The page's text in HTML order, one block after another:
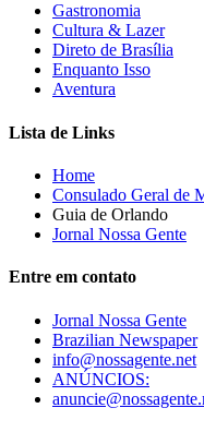
Gastronomia
Cultura & Lazer
Direto de Brasília
Enquanto Isso
Aventura
Lista de Links
Home
Consulado Geral de
Guia de Orlando
Jornal Nossa Gente
Entre em contato
Jornal Nossa Gente
Brazilian Newspaper
info@nossagente.net
ANÚNCIOS: